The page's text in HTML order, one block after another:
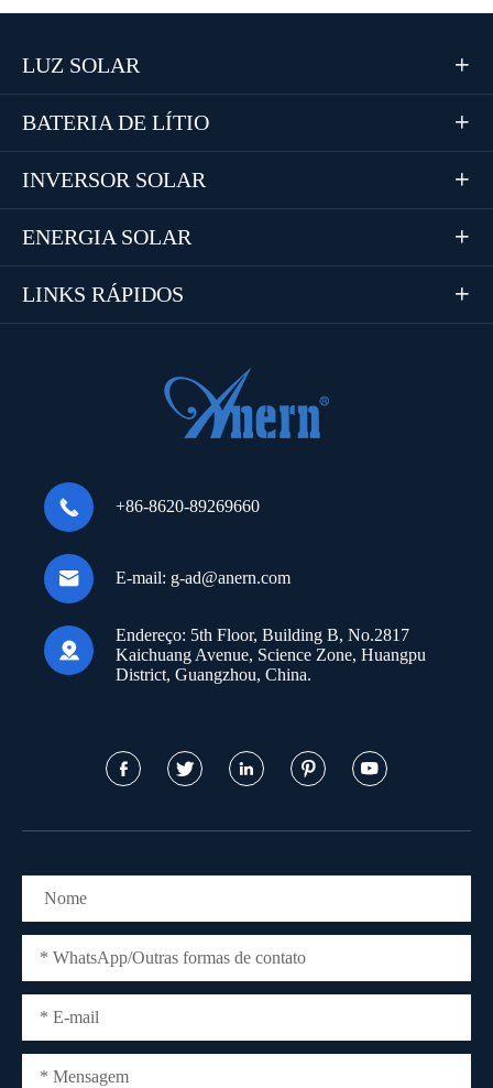
LUZ SOLAR 
BATERIA DE LÍTIO 
INVERSOR SOLAR 
ENERGIA SOLAR 
LINKS RÁPIDOS 
 +86-8620-89269660
 E-mail: g-ad@anern.com

Endereço: 5th Floor, Building B, No.2817
Kaichuang Avenue, Science Zone, Huangpu
District, Guangzhou, China.
    